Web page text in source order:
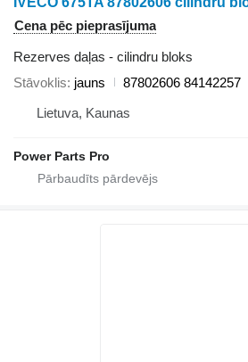
Cena pēc pieprasījuma
Rezerves daļas - cilindru bloks
Stāvoklis jauns
87802606 84142257
Lietuva, Kaunas
Power Parts Pro